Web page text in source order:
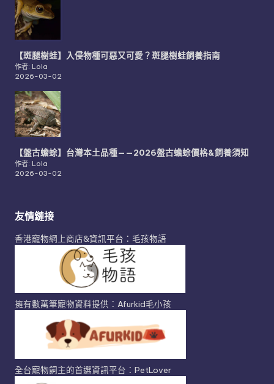
【斑腿樹蛙】入侵物種可惡又可愛？斑腿樹蛙飼養指南
作者: Lola
2026-03-02
【盤古蟾蜍】台灣本土品種——2026盤古蟾蜍價格&飼養須知
作者: Lola
2026-03-02
友情鏈接
香港寵物網上商店&資訊平台：毛孩物語
擁有數萬筆寵物資料提供：Afurkid毛小孩
全台寵物飼主的首選資訊平台：PetLover